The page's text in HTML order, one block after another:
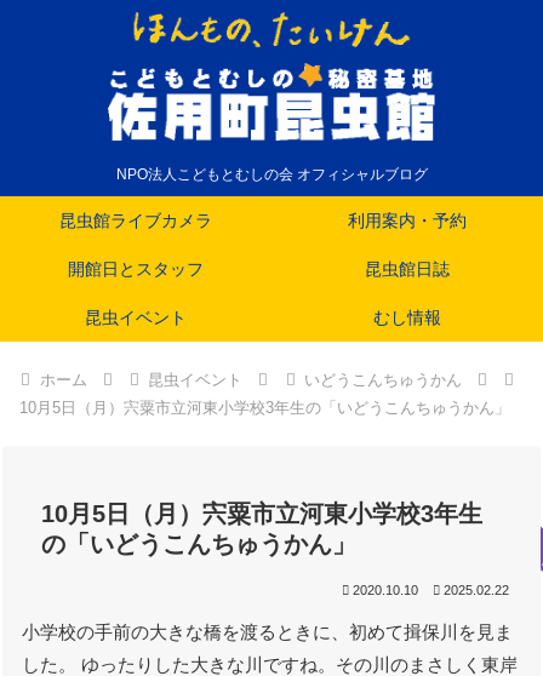
NPO法人こどもとむしの会 オフィシャルブログ
昆虫館ライブカメラ 利用案内・予約
開館日とスタッフ 昆虫館日誌
昆虫イベント むし情報
ホーム 昆虫イベント
いどうこんちゅうかん
10月5日（月）宍粟市立河東小学校3年生の「いどうこんちゅうかん」
10月5日（月）宍粟市立河東小学校3年生
の「いどうこんちゅうかん」
2020.10.10 2025.02.22
小学校の手前の大きな橋を渡るときに、初めて揖保川を見ま
した。 ゆったりした大きな川ですね。その川のまさしく東岸